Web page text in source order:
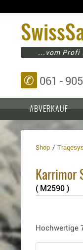
Swiss
...vom Profi
✆ 061 -
ABVERKAUF
Einlagen,
Kopfschutz
Tragesysteme
Holster
Grundplatten
Holster
Holster
Shop
Karrimor
( M2590 )
Hochwertige